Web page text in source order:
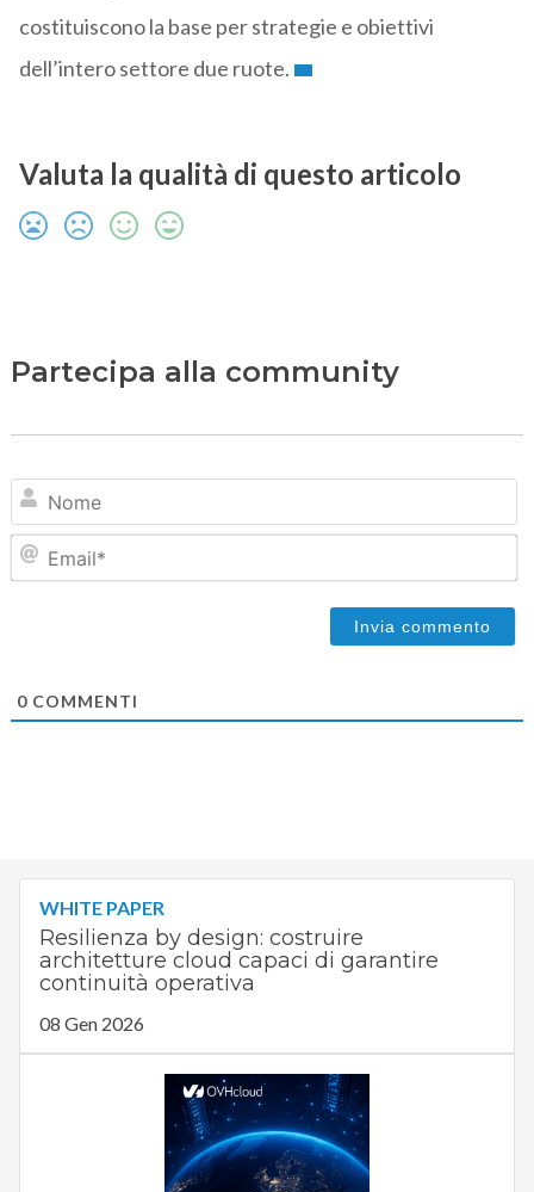
costituiscono la base per strategie e obiettivi
dell’intero settore due ruote.
Valuta la qualità di questo articolo
Partecipa alla community
0COMMENTI
WHITE PAPER
Resilienza by design: costruire
architetture cloud capaci di garantire
continuità operativa
08 Gen 2026